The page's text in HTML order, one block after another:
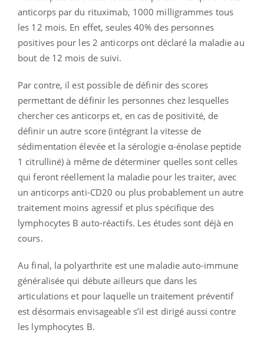
anticorps par du rituximab, 1000 milligrammes tous
les 12 mois. En effet, seules 40% des personnes
positives pour les 2 anticorps ont déclaré la maladie au
bout de 12 mois de suivi.
Par contre, il est possible de définir des scores
permettant de définir les personnes chez lesquelles
chercher ces anticorps et, en cas de positivité, de
définir un autre score (intégrant la vitesse de
sédimentation élevée et la sérologie α-énolase peptide
1 citrulliné) à même de déterminer quelles sont celles
qui feront réellement la maladie pour les traiter, avec
un anticorps anti-CD20 ou plus probablement un autre
traitement moins agressif et plus spécifique des
lymphocytes B auto-réactifs. Les études sont déjà en
cours.
Au final, la polyarthrite est une maladie auto-immune
généralisée qui débute ailleurs que dans les
articulations et pour laquelle un traitement préventif
est désormais envisageable s’il est dirigé aussi contre
les lymphocytes B.